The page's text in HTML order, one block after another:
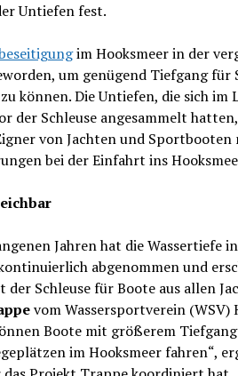
Untiefen fest.
im Hooksmeer in der
um genügend Tiefgang
können. Die Untiefen, die sich im
der Schleuse angesammelt
von Jachten und
bei der Einfahrt ins
Jahren hat die Wassertiefe
abgenommen und
der Schleuse für Boote aus allen
vom Wassersportverein (WSV)
Boote mit größerem
im Hooksmeer fahren“,